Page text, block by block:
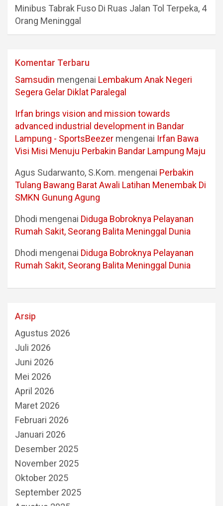
Minibus Tabrak Fuso Di Ruas Jalan Tol Terpeka, 4
Orang Meninggal
Komentar Terbaru
Samsudin mengenai Lembakum Anak Negeri
Segera Gelar Diklat Paralegal
Irfan brings vision and mission towards
advanced industrial development in Bandar
Lampung - SportsBeezer mengenai Irfan Bawa
Visi Misi Menuju Perbakin Bandar Lampung Maju
Agus Sudarwanto, S.Kom. mengenai Perbakin
Tulang Bawang Barat Awali Latihan Menembak Di
SMKN Gunung Agung
Dhodi mengenai Diduga Bobroknya Pelayanan
Rumah Sakit, Seorang Balita Meninggal Dunia
Dhodi mengenai Diduga Bobroknya Pelayanan
Rumah Sakit, Seorang Balita Meninggal Dunia
Arsip
Agustus 2026
Juli 2026
Juni 2026
Mei 2026
April 2026
Maret 2026
Februari 2026
Januari 2026
Desember 2025
November 2025
Oktober 2025
September 2025